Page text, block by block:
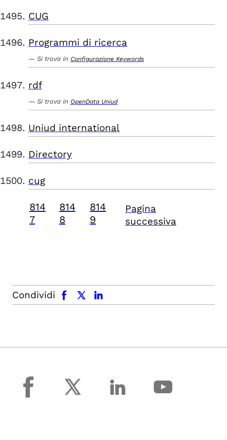
CUG
Programmi di ricerca
Si trova in Configurazione Keywords
rdf
Si trova in OpenData Uniud
Uniud international
Directory
cug
814
7
814
8
814
9
Pagina
successiva
Condividi
facebook x.com linkedin
facebook